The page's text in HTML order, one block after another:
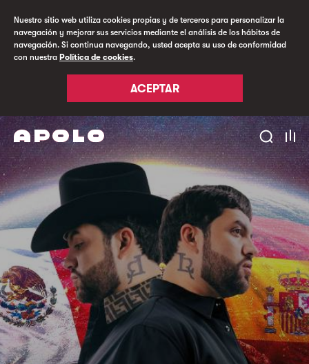
Nuestro sitio web utiliza cookies propias y de terceros para personalizar la
navegación y mejorar sus servicios mediante el análisis de los hábitos de
navegación. Si continua navegando, usted acepta su uso de conformidad
con nuestra Política de cookies.
ACEPTAR